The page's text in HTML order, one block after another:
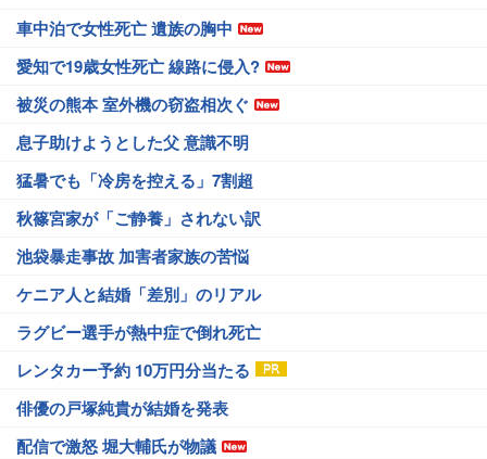
車中泊で女性死亡 遺族の胸中
愛知で19歳女性死亡 線路に侵入?
被災の熊本 室外機の窃盗相次ぐ
息子助けようとした父 意識不明
猛暑でも「冷房を控える」7割超
秋篠宮家が「ご静養」されない訳
池袋暴走事故 加害者家族の苦悩
ケニア人と結婚「差別」のリアル
ラグビー選手が熱中症で倒れ死亡
レンタカー予約 10万円分当たる
俳優の戸塚純貴が結婚を発表
配信で激怒 堀大輔氏が物議